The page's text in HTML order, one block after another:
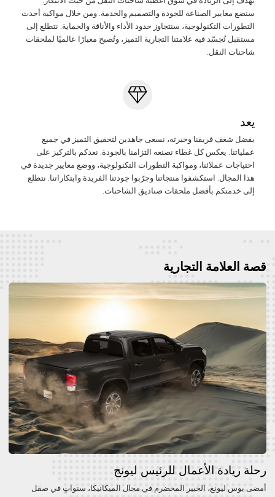
سنضع معايير الصناعة للجودة والتصميم والخدمة. ومن خلال مواكبة أحدث
التطورات التكنولوجية، سنتجاوز حدود الأداء والأناقة والحماية. نتطلع إلى
مستقبل تُجسّد فيه علامتنا التجارية التميز، وتُصبح معيارًا عالميًا لملحقات
شاحنات النقل.
يعد
بفضل شغف فريقنا وخبرته، نسعى جاهدين لتحقيق التميز في جميع
عملياتنا. يعكس كل غطاء نصنعه التزامنا بالجودة. نعدكم بالتركيز على
احتياجات عملائنا، ومواكبة التطورات التكنولوجية، ووضع معايير جديدة في
هذا المجال. استكشفوا منتجاتنا وجرّبوا جودتنا الفريدة وابتكاراتنا. نتطلع
إلى خدمتكم بأفضل ملحقات صناديق الشاحنات.
قصة العلامة التجارية
رحلة ريادة الأعمال للرئيس ليونج
أمضى بوس ليونغ، الخبير المخضرم في مجال الميكانيكا، سنواتٍ في صقل